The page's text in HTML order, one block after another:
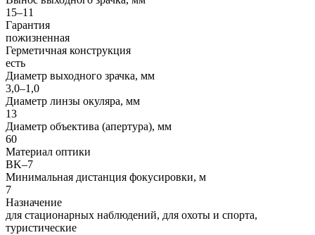
15–11
Гарантия
пожизненная
Герметичная конструкция
есть
Диаметр выходного зрачка, мм
3,0–1,0
Диаметр линзы окуляра, мм
13
Диаметр объектива (апертура), мм
60
Материал оптики
BK–7
Минимальная дистанция фокусировки, м
7
Назначение
для стационарных наблюдений, для охоты и спорта,
туристические